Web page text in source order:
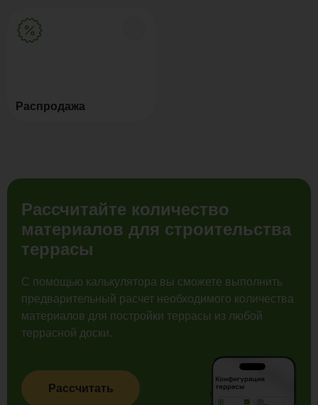
Распродажа
Рассчитайте количество
материалов для строительства
террасы
С помощью калькулятора вы сможете выполнить
предварительный расчет необходимого количества
материалов для постройки террасы из любой
террасной доски.
Рассчитать